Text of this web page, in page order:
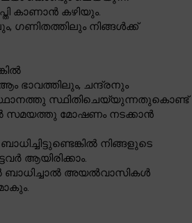
കാണാൻ കഴിയും.
ഗണിതത്തിലും നിങ്ങൾക്ക്
ഭാവത്തിലും, ചന്ദ്രനും
സ്ഥിതിചെയ്യുന്നതുകൊണ്ട്
സമയത്തു മോഷണം നടക്കാൻ
നിങ്ങളുടെ
ആയിരിക്കാം.
ബാധിച്ചാൽ അയൽവാസികൾ